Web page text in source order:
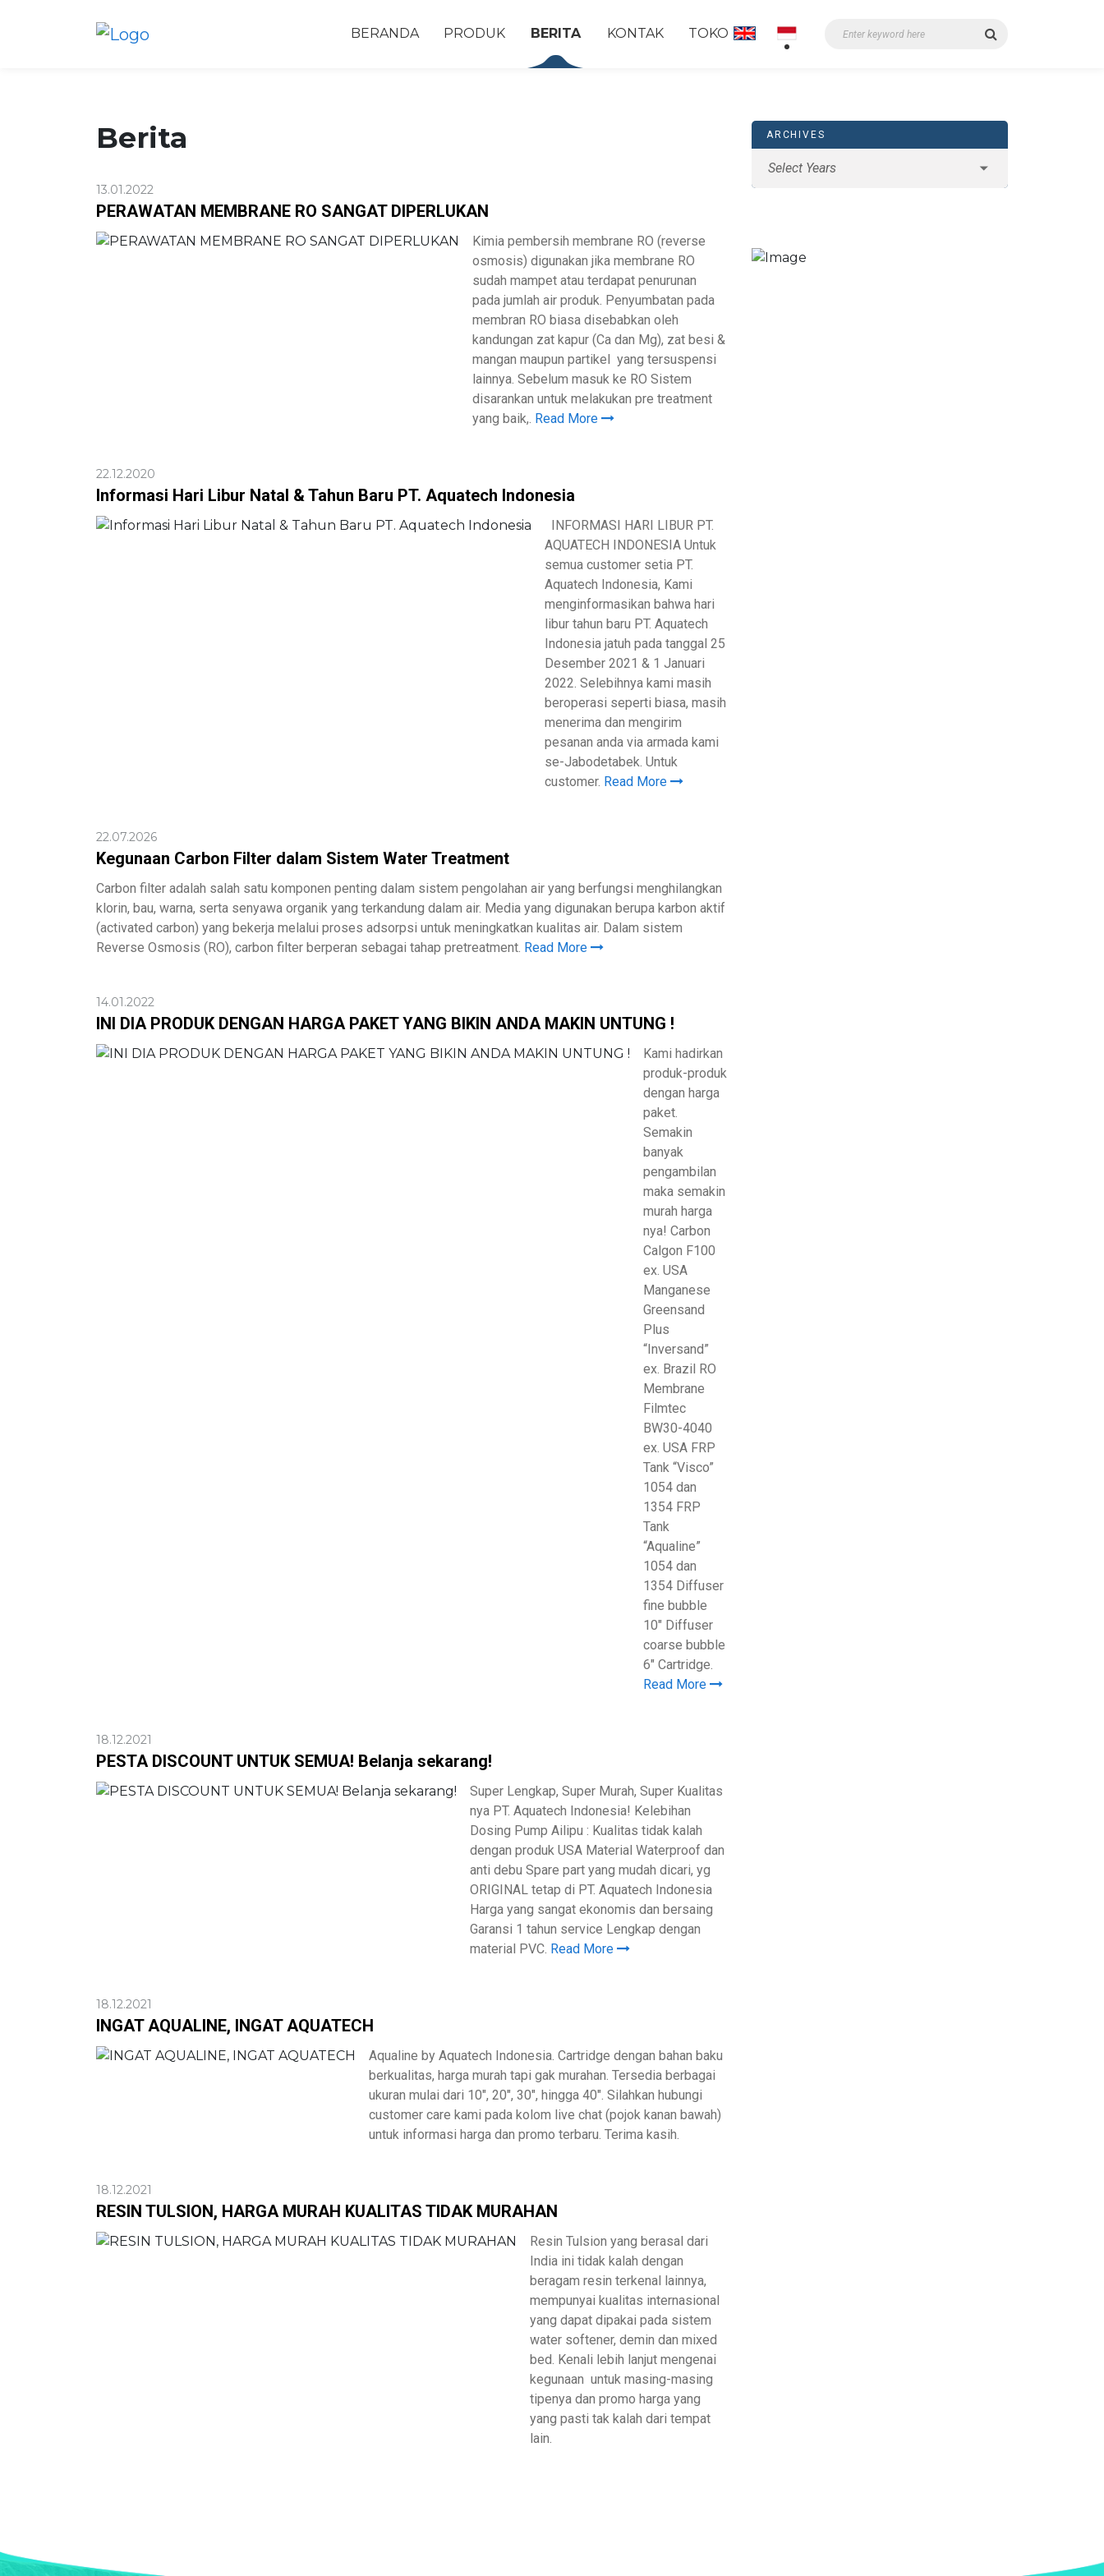
BERANDA PRODUK BERITA KONTAK TOKO
Berita
13.01.2022
PERAWATAN MEMBRANE RO SANGAT DIPERLUKAN
Kimia pembersih membrane RO (reverse
osmosis) digunakan jika membrane RO
sudah mampet atau terdapat penurunan
pada jumlah air produk. Penyumbatan pada
membran RO biasa disebabkan oleh
kandungan zat kapur (Ca dan Mg), zat besi &
mangan maupun partikel yang tersuspensi
lainnya. Sebelum masuk ke RO Sistem
disarankan untuk melakukan pre treatment
yang baik,. Read More
22.12.2020
Informasi Hari Libur Natal & Tahun Baru PT. Aquatech Indonesia
INFORMASI HARI LIBUR PT.
AQUATECH INDONESIA Untuk
semua customer setia PT.
Aquatech Indonesia, Kami
menginformasikan bahwa hari
libur tahun baru PT. Aquatech
Indonesia jatuh pada tanggal 25
Desember 2021 & 1 Januari
2022. Selebihnya kami masih
beroperasi seperti biasa, masih
menerima dan mengirim
pesanan anda via armada kami
se-Jabodetabek. Untuk
customer. Read More
22.07.2026
Kegunaan Carbon Filter dalam Sistem Water Treatment
Carbon filter adalah salah satu komponen penting dalam sistem pengolahan air yang berfungsi menghilangkan
klorin, bau, warna, serta senyawa organik yang terkandung dalam air. Media yang digunakan berupa karbon aktif
(activated carbon) yang bekerja melalui proses adsorpsi untuk meningkatkan kualitas air. Dalam sistem
Reverse Osmosis (RO), carbon filter berperan sebagai tahap pretreatment. Read More
14.01.2022
INI DIA PRODUK DENGAN HARGA PAKET YANG BIKIN ANDA MAKIN UNTUNG !
Kami hadirkan
produk-produk
dengan harga
paket.
Semakin
banyak
pengambilan
maka semakin
murah harga
nya! Carbon
Calgon F100
ex. USA
Manganese
Greensand
Plus
“Inversand”
ex. Brazil RO
Membrane
Filmtec
BW30-4040
ex. USA FRP
Tank “Visco”
1054 dan
1354 FRP
Tank
“Aqualine”
1054 dan
1354 Diffuser
fine bubble
10″ Diffuser
coarse bubble
6″ Cartridge.
Read More
18.12.2021
PESTA DISCOUNT UNTUK SEMUA! Belanja sekarang!
Super Lengkap, Super Murah, Super Kualitas
nya PT. Aquatech Indonesia! Kelebihan
Dosing Pump Ailipu : Kualitas tidak kalah
dengan produk USA Material Waterproof dan
anti debu Spare part yang mudah dicari, yg
ORIGINAL tetap di PT. Aquatech Indonesia
Harga yang sangat ekonomis dan bersaing
Garansi 1 tahun service Lengkap dengan
material PVC. Read More
18.12.2021
INGAT AQUALINE, INGAT AQUATECH
Aqualine by Aquatech Indonesia. Cartridge dengan bahan baku
berkualitas, harga murah tapi gak murahan. Tersedia berbagai
ukuran mulai dari 10″, 20″, 30″, hingga 40″. Silahkan hubungi
customer care kami pada kolom live chat (pojok kanan bawah)
untuk informasi harga dan promo terbaru. Terima kasih.
18.12.2021
RESIN TULSION, HARGA MURAH KUALITAS TIDAK MURAHAN
Resin Tulsion yang berasal dari
India ini tidak kalah dengan
beragam resin terkenal lainnya,
mempunyai kualitas internasional
yang dapat dipakai pada sistem
water softener, demin dan mixed
bed. Kenali lebih lanjut mengenai
kegunaan untuk masing-masing
tipenya dan promo harga yang
yang pasti tak kalah dari tempat
lain.
ARCHIVES